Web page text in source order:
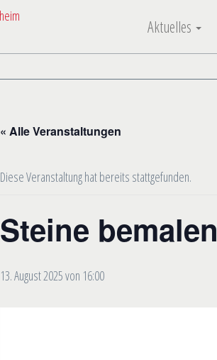
Aktuelles
« Alle Veranstaltungen
Diese Veranstaltung hat bereits stattgefunden.
Steine bemalen
13. August 2025 von 16:00